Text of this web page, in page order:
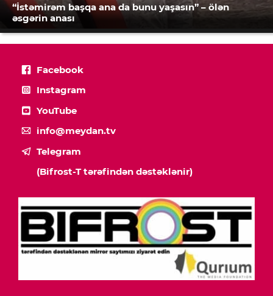
“İstəmirəm başqa ana da bunu yaşasın” – ölən
əsgərin anası
Facebook
Instagram
YouTube
info@meydan.tv
Telegram
(Bifrost-T tərəfindən dəstəklənir)